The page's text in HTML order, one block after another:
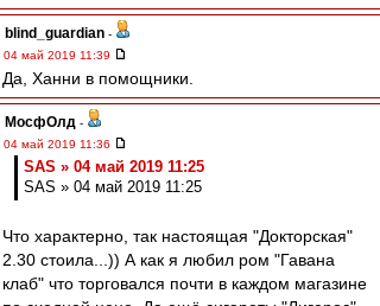
blind_guardian -
04 май 2019 11:39
Да, Ханни в помощники.
МосфОлд -
04 май 2019 11:36
SAS » 04 май 2019 11:25
SAS » 04 май 2019 11:25
Что характерно, так настоящая "Докторская"
2.30 стоила...)) А как я любил ром "Гавана
клаб" что торговался почти в каждом магазине